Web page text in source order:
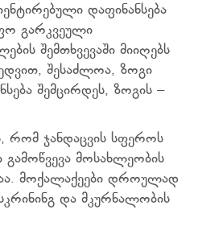
დაფინანსება
გარკვეული
შემთხვევაში მიიღებს
შესაძლოა, ზოგი
შემცირდეს, ზოგის –
რომ ჯანდაცვის სფეროს
მოსახლეობის
მოქალაქეები დროულად
და მკურნალობის